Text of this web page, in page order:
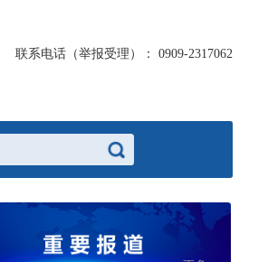
联系电话（举报受理）： 0909-2317062